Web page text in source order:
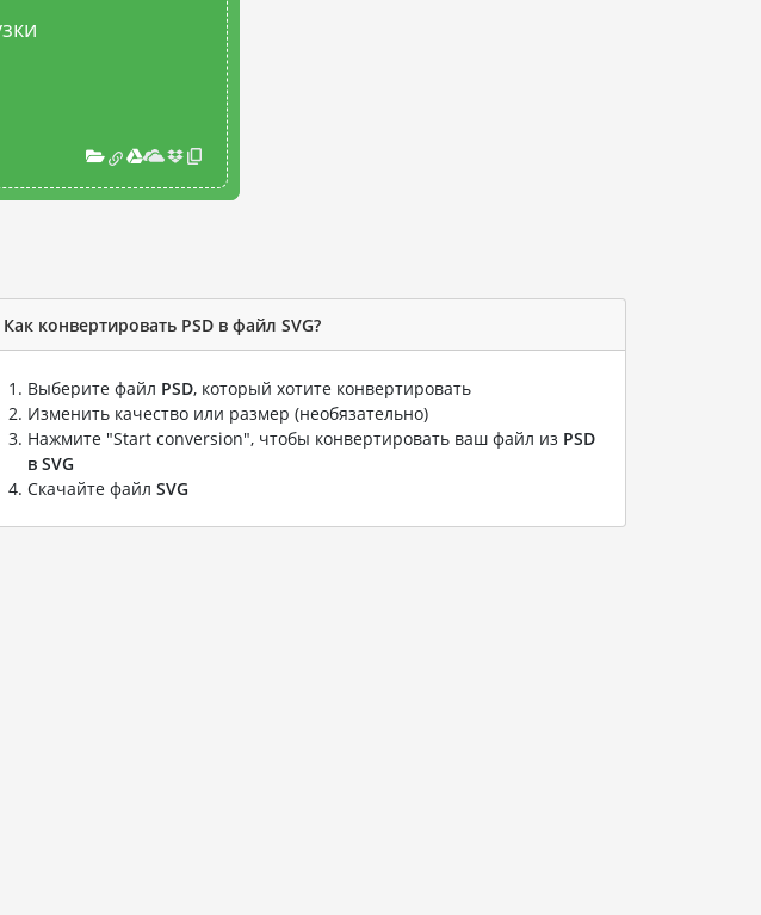
Как конвертировать PSD в файл SVG?
Выберите файл PSD, который хотите конвертировать
Изменить качество или размер (необязательно)
Нажмите "Start conversion", чтобы конвертировать ваш файл из PSD
в SVG
Скачайте файл SVG